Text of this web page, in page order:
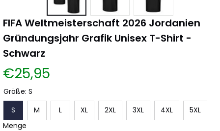
FIFA Weltmeisterschaft 2026 Jordanien
Gründungsjahr Grafik Unisex T-Shirt -
Schwarz
€25,95
Größe: S
S
M L XL 2XL 3XL 4XL
5XL
Menge